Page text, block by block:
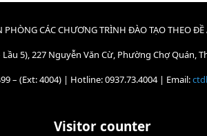
PHÒNG CÁC CHƯƠNG TRÌNH ĐÀO TẠO THEO ĐỀ
Lầu 5), 227 Nguyễn Văn Cừ, Phường Chợ Quán,
– (Ext: 4004) | Hotline: 0937.73.4004 | Email:
Visitor counter